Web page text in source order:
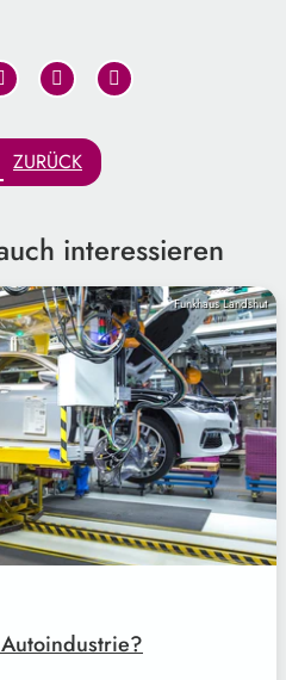
ZURÜCK
interessieren
Funkhaus Landshut